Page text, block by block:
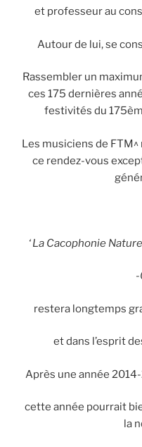
et professeur au
Autour de lui, se
Rassembler un
ces 175 dernières
festivités du
Les musiciens de
ce rendez-vous
‘ La Cacophonie
-
restera longtemps
et dans l’esprit
Après une année
cette année pourrait
la